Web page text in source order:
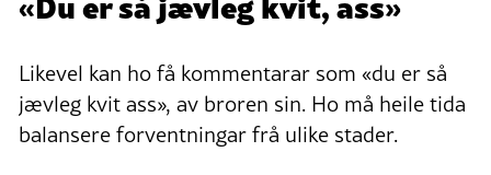
Likevel kan ho få kommentarar som «du er så
jævleg kvit ass», av broren sin. Ho må heile tida
balansere forventningar frå ulike stader.